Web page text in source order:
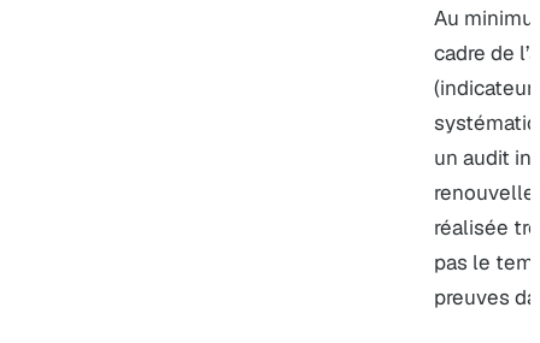
Au
cadre de
(indicateur
un audit
réalisée
pas le
preuves